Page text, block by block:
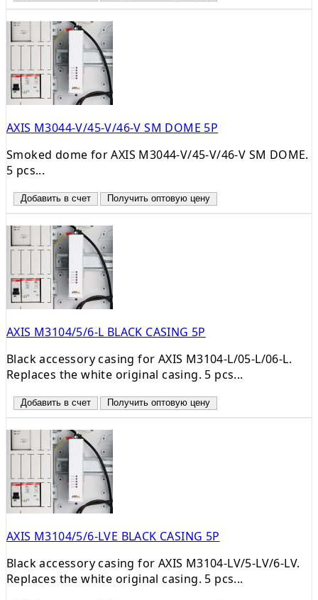
AXIS M3044-V/45-V/46-V SM DOME 5P
Smoked dome for AXIS M3044-V/45-V/46-V SM DOME.
5 pcs...
Добавить в счет Получить оптовую цену
AXIS M3104/5/6-L BLACK CASING 5P
Black accessory casing for AXIS M3104-L/05-L/06-L.
Replaces the white original casing. 5 pcs...
Добавить в счет Получить оптовую цену
AXIS M3104/5/6-LVE BLACK CASING 5P
Black accessory casing for AXIS M3104-LV/5-LV/6-LV.
Replaces the white original casing. 5 pcs...